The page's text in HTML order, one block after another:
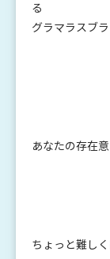
る
グラマラスブ
あなたの存在
ちょっと難し